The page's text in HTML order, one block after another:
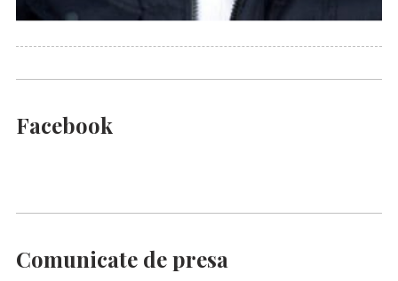
Facebook
Comunicate de presa